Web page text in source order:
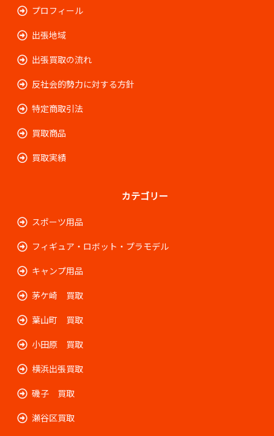
プロフィール
出張地域
出張買取の流れ
反社会的勢力に対する方針
特定商取引法
買取商品
買取実績
カテゴリー
スポーツ用品
フィギュア・ロボット・プラモデル
キャンプ用品
茅ケ崎 買取
葉山町 買取
小田原 買取
横浜出張買取
磯子 買取
瀬谷区買取